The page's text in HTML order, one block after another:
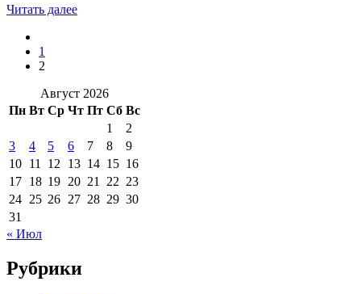
Читать далее
1
2
Август 2026
Пн Вт Ср Чт Пт Сб Вс
1
2
3
4 5 6 7 8
9
10 11 12 13 14 15 16
17 18 19 20 21 22 23
24 25 26 27 28 29 30
31
« Июл
Рубрики